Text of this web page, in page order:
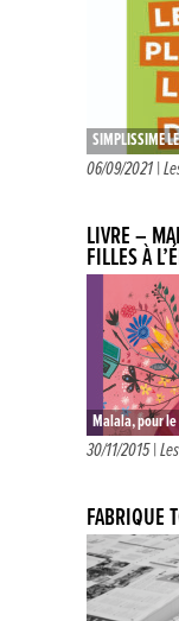
SIMPLISSIME
MONDE De 6 à
06/09/2021 |
LIVRE –
FILLES À
Malala, pour
Frier & Aurélia
30/11/2015 |
FABRIQUE